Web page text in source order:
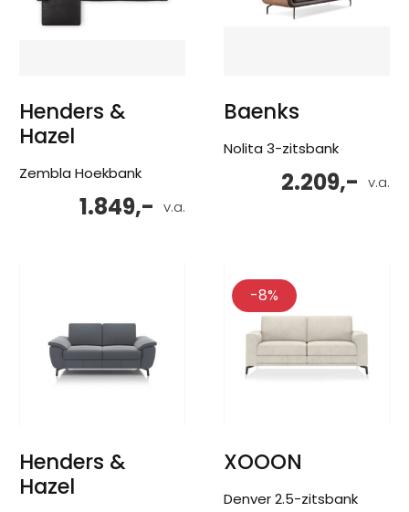
Henders &
Hazel
Zembla Hoekbank
v.a.
1.849,-
Baenks
Nolita 3-zitsbank
v.a.
2.209,-
Henders &
Hazel
-8%
XOOON
Denver 2.5-zitsbank